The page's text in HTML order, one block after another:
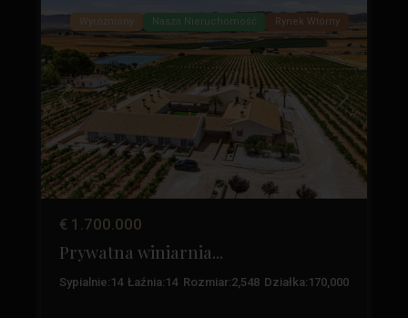
Poprzedni Następny
Wyróżniony Nasza Nieruchomość Rynek Wtórny
€ 1.700.000
Prywatna winiarnia...
Sypialnie: 14 Łaźnia: 14 Rozmiar:2,548 Działka: 170,000